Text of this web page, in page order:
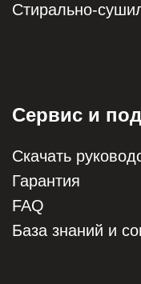
Стирально-
Сервис и
Скачать
Гарантия
FAQ
База знаний и